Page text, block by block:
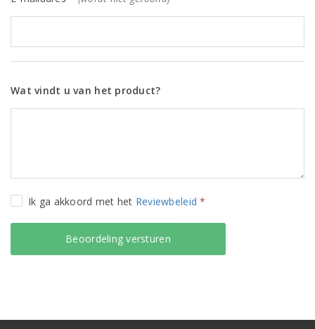
Wat vindt u van het product?
Ik ga akkoord met het Reviewbeleid *